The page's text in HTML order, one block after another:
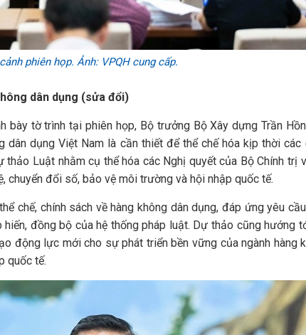
phiên họp. Ảnh: VPQH cung cấp.
dân dụng (sửa đổi)
bày tờ trình tại phiên họp, Bộ trưởng Bộ Xây dựng Trần
dụng Việt Nam là cần thiết để thể chế hóa kịp thời các
Luật nhằm cụ thể hóa các Nghị quyết của Bộ Chính trị
chuyển đổi số, bảo vệ môi trường và hội nhập quốc tế.
chế, chính sách về hàng không dân dụng, đáp ứng yêu
đồng bộ của hệ thống pháp luật. Dự thảo cũng hướng
động lực mới cho sự phát triển bền vững của ngành hàng
quốc tế.